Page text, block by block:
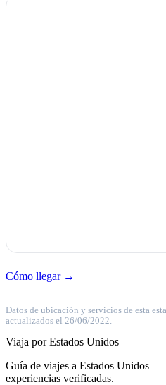
Cómo llegar →
Datos de ubicación y servicios de esta
actualizados el 26/06/2022.
Viaja por Estados Unidos
Guía de viajes a Estados Unidos —
experiencias verificadas.